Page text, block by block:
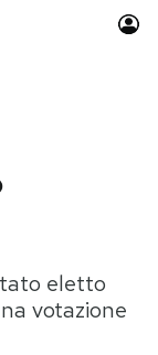
eletto
votazione